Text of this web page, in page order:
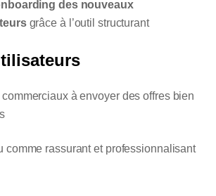
des nouveaux
grâce à l’outil structurant
commerciaux à envoyer des offres bien
comme rassurant et professionnalisant